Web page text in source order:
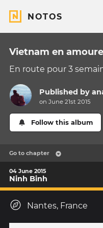
NOTOS
Vietnam en
En route pour 3
Published by
on June 21st 2015
Follow this album
Go to chapter
04 June 2015
Ninh Binh
Nantes, France